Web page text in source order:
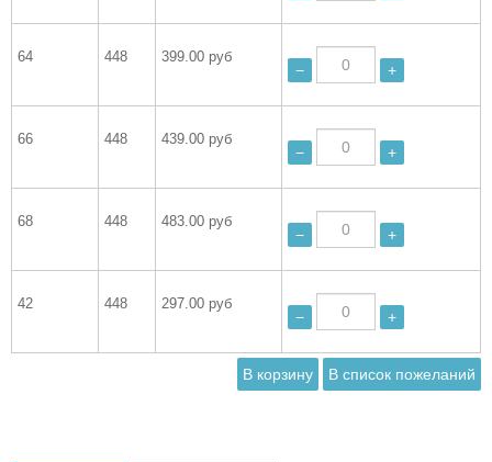
64 448 399.00 руб
− +
66 448 439.00 руб
− +
68 448 483.00 руб
− +
42 448 297.00 руб
− +